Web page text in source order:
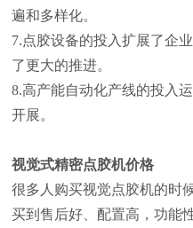
遍和多样化。
7.点胶设备的投入扩展了企
了更大的推进。
8.高产能自动化产线的投入
开展。
视觉式精密点胶机价格
很多人购买视觉点胶机的时
买到售后好、配置高，功能